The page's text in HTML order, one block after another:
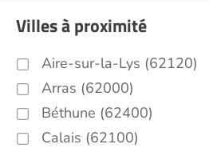
Villes à proximité
Aire-sur-la-Lys (62120)
Arras (62000)
Béthune (62400)
Calais (62100)